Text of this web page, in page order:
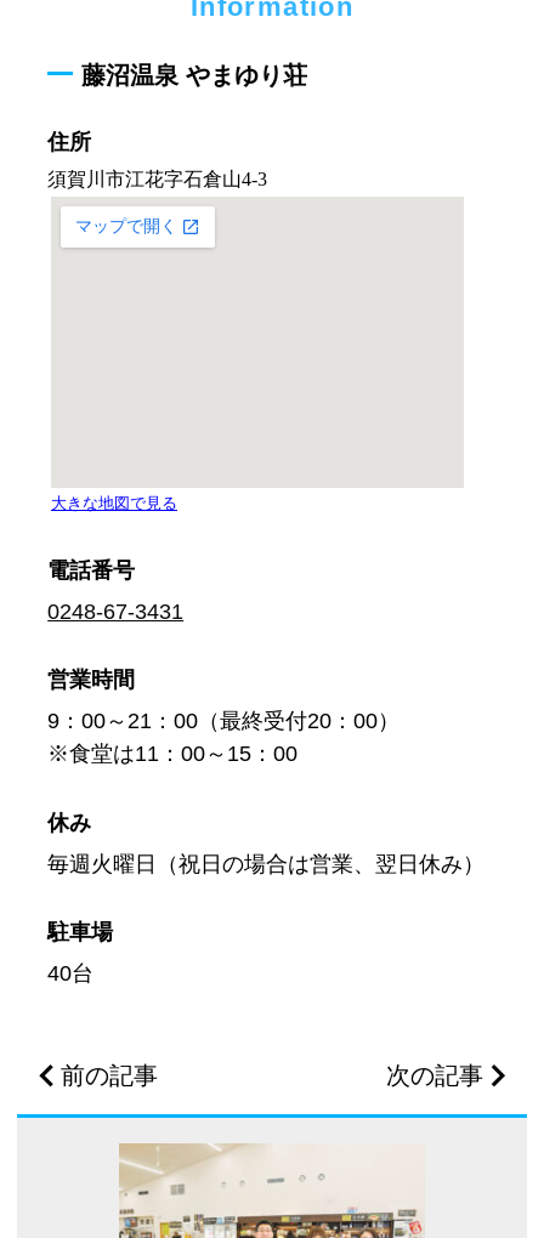
Information
藤沼温泉 やまゆり荘
住所
電話番号
0248-67-3431
営業時間
9：00～21：00（最終受付20：00）
※食堂は11：00～15：00
休み
毎週火曜日（祝日の場合は営業、翌日休み）
駐車場
40台
前の記事 次の記事